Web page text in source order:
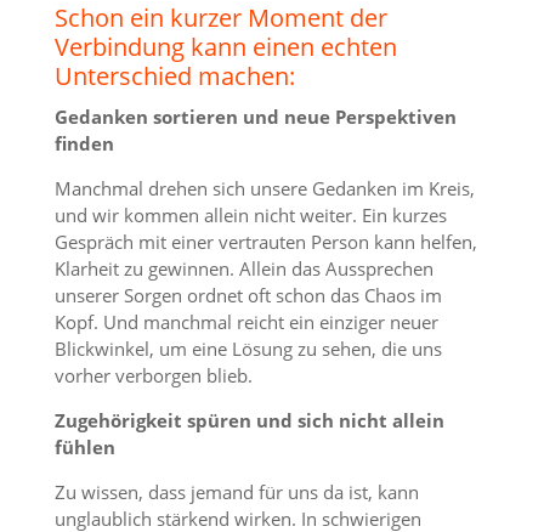
Schon ein kurzer Moment der
Verbindung kann einen echten
Unterschied machen:
Gedanken sortieren und neue Perspektiven
finden
Manchmal drehen sich unsere Gedanken im Kreis,
und wir kommen allein nicht weiter. Ein kurzes
Gespräch mit einer vertrauten Person kann helfen,
Klarheit zu gewinnen. Allein das Aussprechen
unserer Sorgen ordnet oft schon das Chaos im
Kopf. Und manchmal reicht ein einziger neuer
Blickwinkel, um eine Lösung zu sehen, die uns
vorher verborgen blieb.
Zugehörigkeit spüren und sich nicht allein
fühlen
Zu wissen, dass jemand für uns da ist, kann
unglaublich stärkend wirken. In schwierigen